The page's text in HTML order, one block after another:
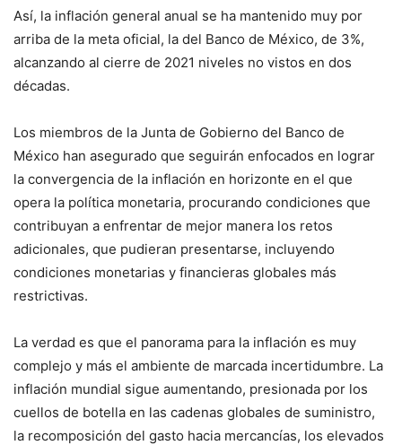
Así, la inflación general anual se ha mantenido muy por
arriba de la meta oficial, la del Banco de México, de 3%,
alcanzando al cierre de 2021 niveles no vistos en dos
décadas.
Los miembros de la Junta de Gobierno del Banco de
México han asegurado que seguirán enfocados en lograr
la convergencia de la inflación en horizonte en el que
opera la política monetaria, procurando condiciones que
contribuyan a enfrentar de mejor manera los retos
adicionales, que pudieran presentarse, incluyendo
condiciones monetarias y financieras globales más
restrictivas.
La verdad es que el panorama para la inflación es muy
complejo y más el ambiente de marcada incertidumbre. La
inflación mundial sigue aumentando, presionada por los
cuellos de botella en las cadenas globales de suministro,
la recomposición del gasto hacia mercancías, los elevados